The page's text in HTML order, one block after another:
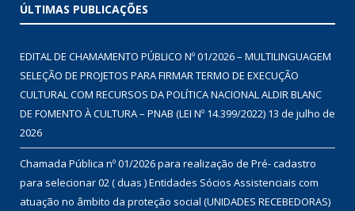
ÚLTIMAS PUBLICAÇÕES
EDITAL DE CHAMAMENTO PÚBLICO Nº 01/2026 – MULTILINGUAGEM
SELEÇÃO DE PROJETOS PARA FIRMAR TERMO DE EXECUÇÃO
CULTURAL COM RECURSOS DA POLÍTICA NACIONAL ALDIR BLANC
DE FOMENTO À CULTURA – PNAB (LEI Nº 14.399/2022) 13 de julho de
2026
Chamada Pública nº 01/2026 para realização de Pré- cadastro
para selecionar 02 ( duas ) Entidades Sócios Assistenciais com
atuação no âmbito da proteção social (UNIDADES RECEBEDORAS)